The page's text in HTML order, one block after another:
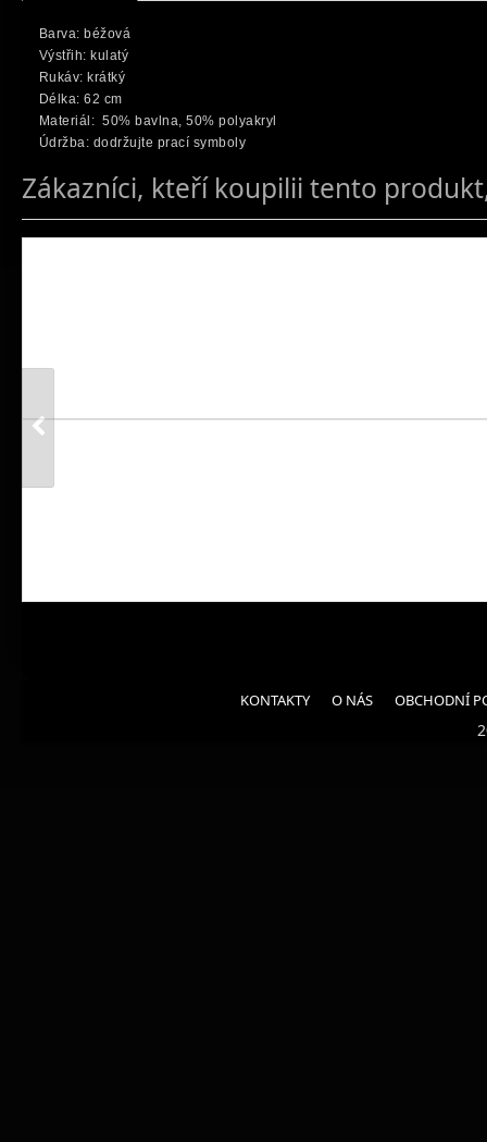
Barva: béžová
Výstřih: kulatý
Rukáv: krátký
Délka: 62 cm
Materiál: 50% bavlna, 50% polyakryl
Údržba: dodržujte prací symboly
Zákazníci, kteří koupilii tento
KONTAKTY O NÁS OBCHODNÍ